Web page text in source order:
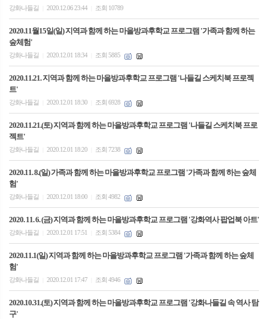
강화나들길 2020.12.06 23:44 조회 10789
2020.11월15일(일) 지역과 함께 하는 마을방과후학교 프로그램 '가족과 함께 하는
숲체험'
강화나들길 2020.12.01 18:34 조회 5885
2020.11.21. 지역과 함께 하는 마을방과후학교 프로그램 '나들길 스케치북 프로젝
트'
강화나들길 2020.12.01 18:30 조회 6928
2020.11.21.(토) 지역과 함께 하는 마을방과후학교 프로그램 '나들길 스케치북 프로
젝트'
강화나들길 2020.12.01 18:20 조회 7238
2020.11. 8.(일) 가족과 함께 하는 마을방과후학교 프로그램 '가족과 함께 하는 숲체
험'
강화나들길 2020.12.01 18:00 조회 4982
2020. 11. 6. (금) 지역과 함께 하는 마을방과후학교 프로그램 '강화역사 팝업북 아트'
강화나들길 2020.12.01 17:51 조회 5384
2020.11.1(일) 지역과 함께 하는 마을방과후학교 프로그램 '가족과 함께 하는 숲체
험'
강화나들길 2020.12.01 17:47 조회 4946
2020.10.31.(토) 지역과 함께 하는 마을방과후학교 프로그램 '강화나들길 속 역사 탐
구'